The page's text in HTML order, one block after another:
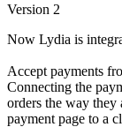
Version 2
Now Lydia is
Accept payments
Connecting the
orders the way they
payment page to a